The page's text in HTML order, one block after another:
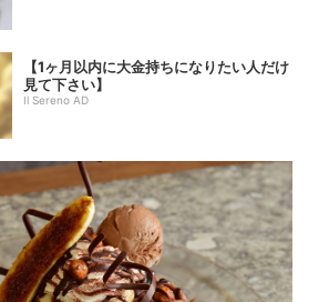
【1ヶ月以内に大金持ちになりたい人だけ
見て下さい】
Il Sereno AD